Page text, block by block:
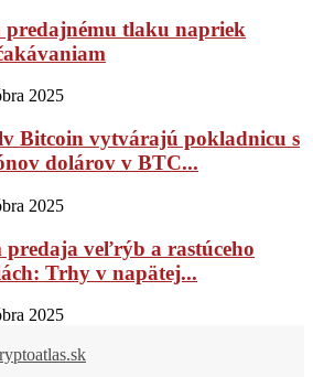
predajnému tlaku napriek
2025
Bitcoin vytvárajú pokladnicu s
dolárov v BTC...
2025
veľrýb a rastúceho
Trhy v napätej...
2025